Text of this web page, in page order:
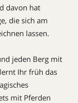
davon hat
die sich am
lassen.
jeden Berg mit
Ihr früh das
mit Pferden